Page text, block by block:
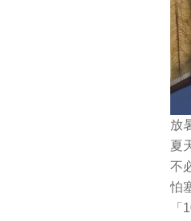
放
夏
不
怕